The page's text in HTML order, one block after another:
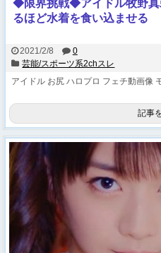
◆限界挑戦◆アイドル牧野真
るほど水着を食い込ませる
2021/2/8
0
芸能/スポーツ系2chスレ
アイドル お尻 ハロプロ フェチ動画像
記事